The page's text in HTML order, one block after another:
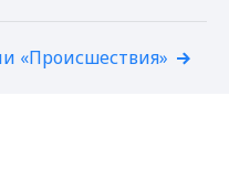
«Происшествия»